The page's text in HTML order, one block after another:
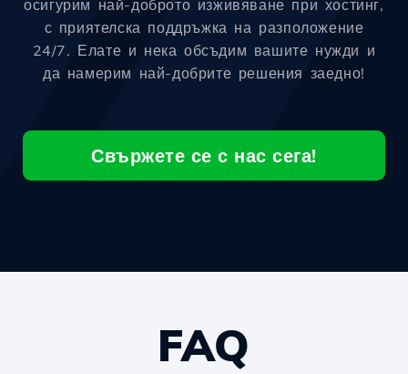
осигурим най-доброто изживяване при хостинг,
с приятелска поддръжка на разположение
24/7. Елате и нека обсъдим вашите нужди и
да намерим най-добрите решения заедно!
Свържете се с нас сега!
FAQ